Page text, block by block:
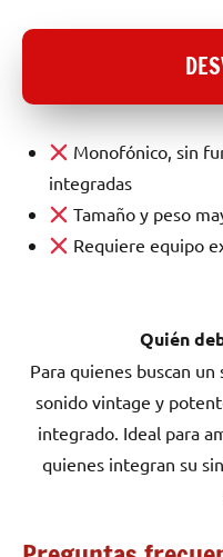
Monofónico, sin
integradas
Tamaño y peso
Requiere equipo
Quién
Para quienes buscan
sonido vintage y
integrado. Ideal para
quienes integran su